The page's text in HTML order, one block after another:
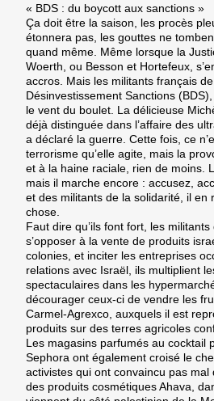
« BDS : du boycott aux sanctions »
Ça doit être la saison, les procès
étonnera pas, les gouttes ne
quand même. Même lorsque la
Woerth, ou Besson et Hortefeux,
accros. Mais les militants français
Désinvestissement Sanctions
le vent du boulet. La délicieuse
déjà distinguée dans l’affaire des
a déclaré la guerre. Cette fois, ce
terrorisme qu’elle agite, mais la
et à la haine raciale, rien de moins.
mais il marche encore : accusez,
et des militants de la solidarité, il en
chose.
Faut dire qu’ils font fort, les
s’opposer à la vente de produits
colonies, et inciter les entreprises
relations avec Israël, ils multiplient
spectaculaires dans les
décourager ceux-ci de vendre les
Carmel-Agrexco, auxquels il est
produits sur des terres agricoles
Les magasins parfumés au cocktail
Sephora ont également croisé le
activistes qui ont convaincu pas
des produits cosmétiques Ahava,